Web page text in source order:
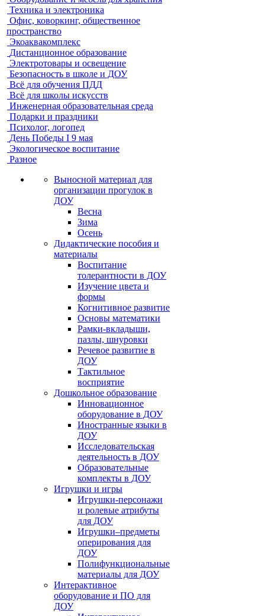
Техника и электроника
Офис, коворкинг, общественное
пространство
Экоаквакомплекс
Дистанционное образование
Электротовары и освещение
Безопасность в школе и ДОУ
Всё для обучения ПДД
Всё для школы искусств
Инженерная образовательная среда
Подарки и праздники
Психолог, логопед
День Победы I 9 мая
Экологическое воспитание
Разное
Выносной материал для
организации прогулок в
ДОУ
Весна
Зима
Осень
Дидактические пособия и
материалы
Воспитание
толерантности в ДОУ
Изучение цвета и
формы
Когнитивное развитие
Основы математики
Рамки-вкладыши,
пазлы, шнуровки
Речевое развитие в
ДОУ
Тактильное
восприятие
Дошкольное образование
Инновационное
оборудование в ДОУ
Иностранные языки в
ДОУ
Исследовательская
деятельность в ДОУ
Образовательные
комплекты в ДОУ
Игрушки и игры
Игрушки-персонажи
и ролевые атрибуты
для ДОУ
Игрушки–предметы
оперирования для
ДОУ
Полифункциональные
материалы для ДОУ
Интерактивное
оборудование и ПО для
ДОУ